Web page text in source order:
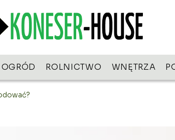
OGRÓD ROLNICTWO WNĘTRZA